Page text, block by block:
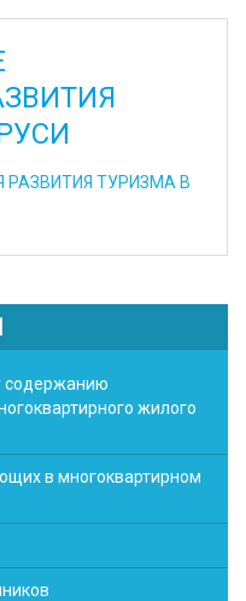
ТУРИЗМА В
содержанию
жилого
в многоквартирном